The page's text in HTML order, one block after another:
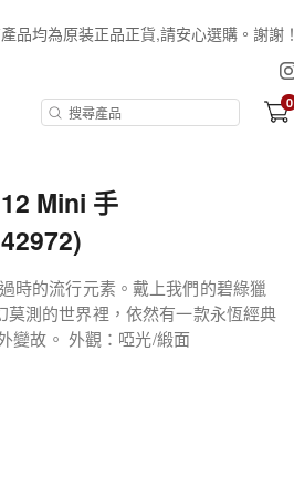
品均為原装正品正貨,請安心選購。謝謝！
0
Mini 手
時的流行元素。戴上我們的碧綠獵
測的世界裡，依然有一款永恆經典
變故。 外觀：啞光/緞面